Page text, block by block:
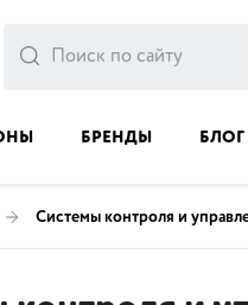
БРЕНДЫ БЛОГ
Системы контроля и